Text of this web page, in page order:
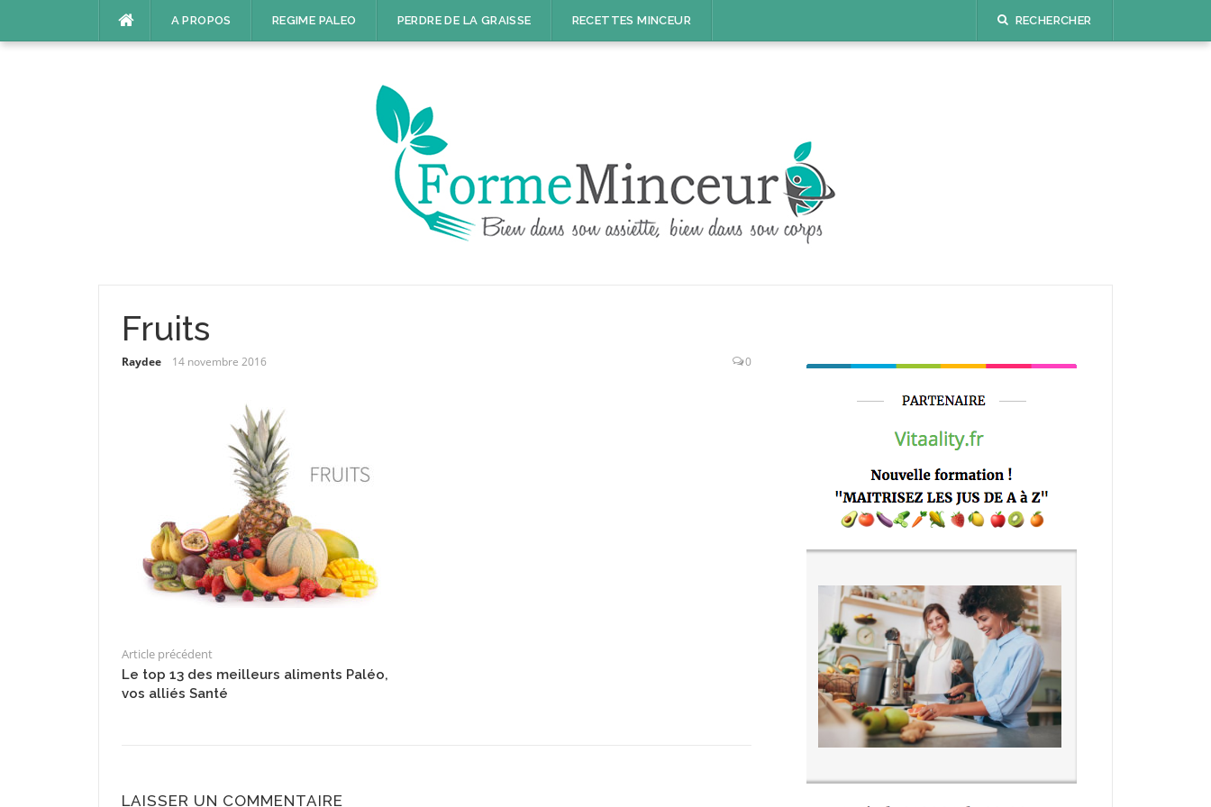
A PROPOS REGIME PALEO PERDRE DE LA GRAISSE RECETTES MINCEUR RECHERCHER
Fruits
Raydee 14 novembre 2016 0
Article précédent
Le top 13 des meilleurs aliments Paléo,
vos alliés Santé
LAISSER UN COMMENTAIRE